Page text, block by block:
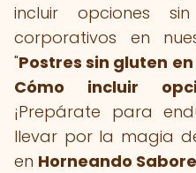
incluir opciones
corporativos en
"Postres sin gluten
Cómo incluir
¡Prepárate para
llevar por la magia
en Horneando